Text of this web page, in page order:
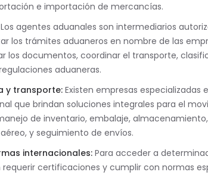
e importación de mercancías.
Los agentes aduanales son intermediarios
los trámites aduaneros en nombre de las
los documentos, coordinar el transporte,
aduaneras.
y transporte: Existen empresas especializadas
que brindan soluciones integrales para el
de inventario, embalaje,
y seguimiento de envíos.
internacionales:Para acceder a
certificaciones y cumplir con normas